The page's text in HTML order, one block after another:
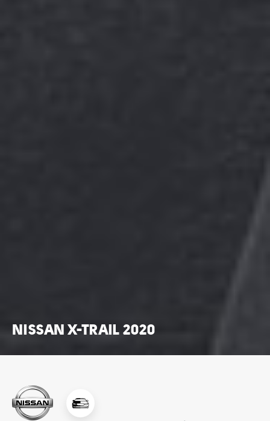
NISSAN X-TRAIL 2020